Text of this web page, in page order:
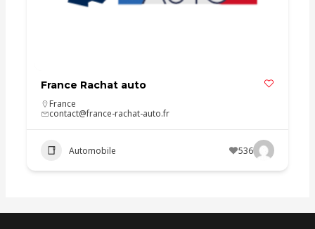
France Rachat auto
France
contact@france-rachat-auto.fr
Automobile 536